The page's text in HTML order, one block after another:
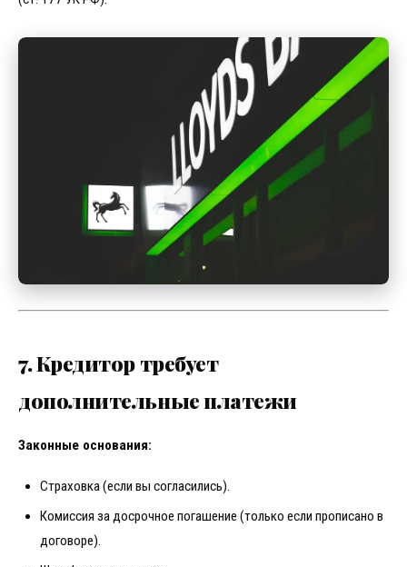
7. Кредитор требует
дополнительные платежи
Законные основания:
Страховка (если вы согласились).
Комиссия за досрочное погашение (только если прописано в
договоре).